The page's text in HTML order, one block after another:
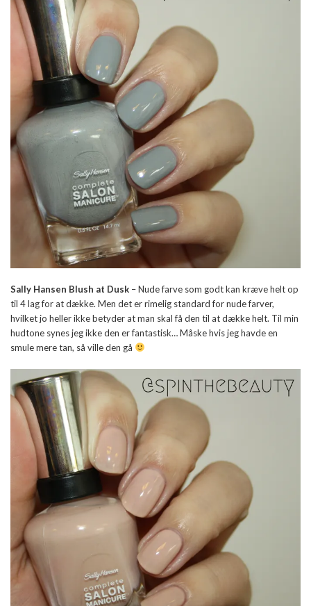
Sally Hansen Blush at Dusk – Nude farve som godt kan kræve helt op
til 4 lag for at dække. Men det er rimelig standard for nude farver,
hvilket jo heller ikke betyder at man skal få den til at dække helt. Til min
hudtone synes jeg ikke den er fantastisk… Måske hvis jeg havde en
smule mere tan, så ville den gå